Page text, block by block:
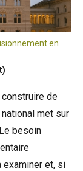
en
construire de
met sur
besoin
et, si